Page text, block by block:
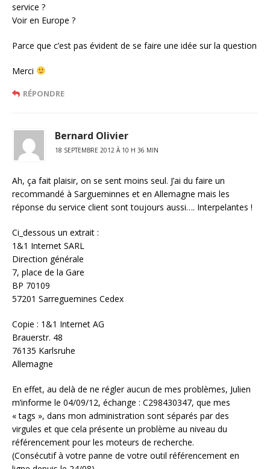
service ?
Voir en Europe ?
Parce que c’est pas évident de se faire une idée sur la question
Merci
RÉPONDRE
Bernard Olivier
18 SEPTEMBRE 2012 À 10 H 36 MIN
Ah, ça fait plaisir, on se sent moins seul. J’ai du faire un
recommandé à Sargueminnes et en Allemagne mais les
réponse du service client sont toujours aussi…. Interpelantes !
Ci_dessous un extrait :
1&1 Internet SARL
Direction générale
7, place de la Gare
BP 70109
57201 Sarreguemines Cedex
Copie : 1&1 Internet AG
Brauerstr. 48
76135 Karlsruhe
Allemagne
En effet, au delà de ne régler aucun de mes problèmes, Julien
m’informe le 04/09/12, échange : C298430347, que mes
« tags », dans mon administration sont séparés par des
virgules et que cela présente un problème au niveau du
référencement pour les moteurs de recherche.
(Consécutif à votre panne de votre outil référencement en